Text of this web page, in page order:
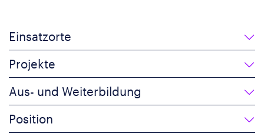
Einsatzorte
Projekte
Aus- und Weiterbildung
Position